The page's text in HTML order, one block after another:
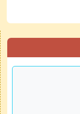
右邊區域內容